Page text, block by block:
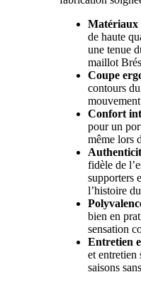
Matériaux
de haute
une tenue
maillot
Coupe
contours
Confort
pour un
même lors
fidèle de
supporters
l’histoire
bien en
sensation
Entretien
et entretien
saisons